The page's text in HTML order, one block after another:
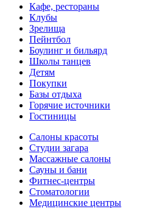
Кафе, рестораны
Клубы
Зрелища
Пейнтбол
Боулинг и бильярд
Школы танцев
Детям
Покупки
Базы отдыха
Горячие источники
Гостиницы
Салоны красоты
Студии загара
Массажные салоны
Сауны и бани
Фитнес-центры
Стоматологии
Медицинские центры